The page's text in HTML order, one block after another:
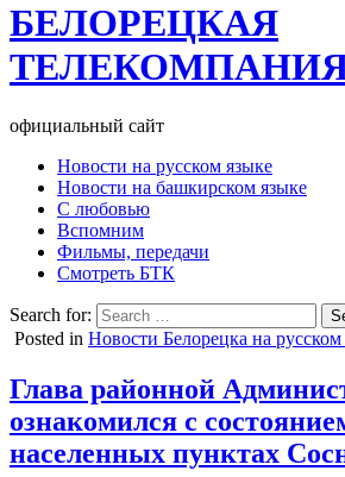
БЕЛОРЕЦКАЯ
официальный сайт
Новости на русском языке
Новости на башкирском языке
С любовью
Вспомним
Фильмы, передачи
Смотреть БТК
Search for:
Posted in Новости Белорецка на русском
Глава районной
ознакомился с
населенных пунктах